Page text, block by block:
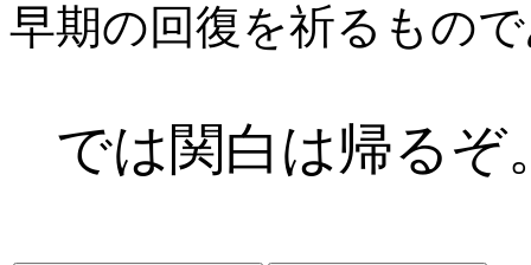
早期の回復を祈るもの
では関白は帰るぞ